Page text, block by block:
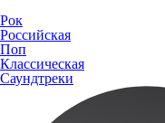
Рок
Российская
Поп
Классическая
Саундтреки